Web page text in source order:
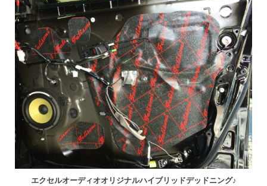
エクセルオーディオオリジナルハイブリッドデッドニング♪